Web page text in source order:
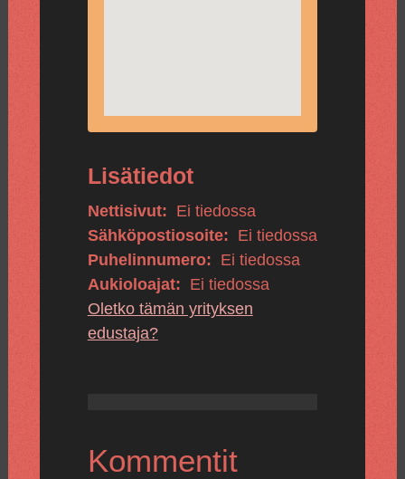
Lisätiedot
Nettisivut: Ei tiedossa
Sähköpostiosoite: Ei tiedossa
Puhelinnumero: Ei tiedossa
Aukioloajat: Ei tiedossa
Oletko tämän yrityksen
edustaja?
Kommentit